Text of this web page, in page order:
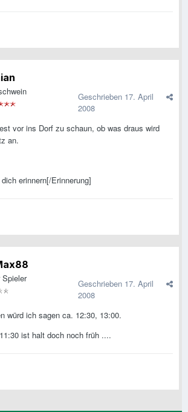
Geschrieben 17. April
2008
vor ins Dorf zu schaun, ob was draus wird
an.
erinnern[/Erinnerung]
Geschrieben 17. April
2008
würd ich sagen ca. 12:30, 13:00.
ist halt doch noch früh ....